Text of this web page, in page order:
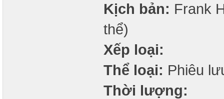
Kịch bản: Frank
thể)
Xếp loại:
Thể loại: Phiêu
Thời lượng: